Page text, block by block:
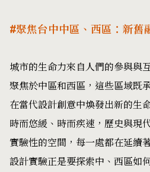
#聚焦台中中區、西區：新舊
城市的生命力來自人們的參與與
聚焦於中區和西區，這些區域既
在當代設計創意中煥發出新的生
時而悠緩、時而疾速，歷史與現
實驗性的空間，每一處都在延續
設計實驗正是要探索中、西區如